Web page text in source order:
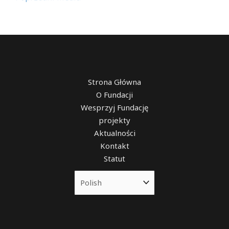
Strona Główna
O Fundacji
Wesprzyj Fundację
projekty
Aktualności
Kontakt
Statut